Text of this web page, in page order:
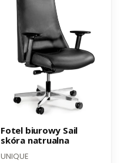
-12% z kodem PROMO12
Fotel biurowy Sail
skóra natrualna
UNIQUE